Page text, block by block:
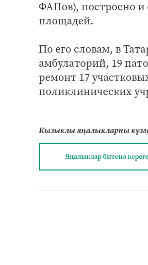
ФАПов), построено и
площадей.
По его словам, в
амбулаторий, 19
ремонт 17
поликлинических
Кызыклы яңалыкларны
Яңалыклар битенә